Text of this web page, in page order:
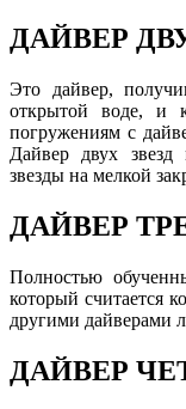
ДАЙВЕР
Это дайвер,
открытой воде, и
погружениям с
Дайвер двух
звезды на мелкой
ДАЙВЕР
Полностью
который считается
другими дайверами
ДАЙВЕР